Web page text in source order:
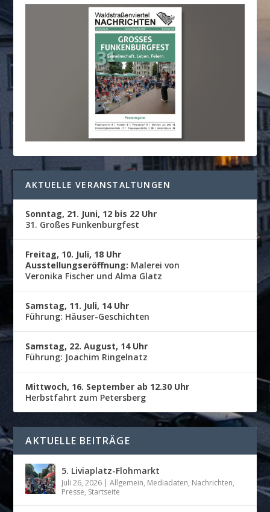
AKTUELLE VERANSTALTUNGEN
Sonntag, 21. Juni, 12 bis 22 Uhr
31. Großes Funkenburgfest
Freitag, 10. Juli, 18 Uhr
Ausstellungseröffnung: Malerei von
Veronika Fischer und Alma Glatz
Samstag, 11. Juli, 14 Uhr
Führung: Häuser-Geschichten
Samstag, 22. August, 14 Uhr
Führung: Joachim Ringelnatz
Mittwoch, 16. September ab 12.30 Uhr
Herbstfahrt zum Petersberg
AKTUELLE BEITRÄGE
5. Liviaplatz-Flohmarkt
Juli 26, 2026 |Allgemein, Mediadaten, Nachrichten,
Presse, Startseite